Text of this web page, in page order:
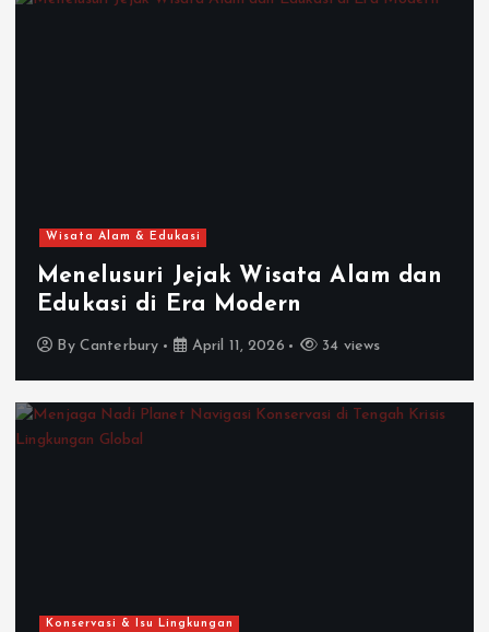
Wisata Alam & Edukasi
Menelusuri Jejak Wisata Alam dan
Edukasi di Era Modern
By Canterbury April 11, 2026 34 views
Konservasi & Isu Lingkungan